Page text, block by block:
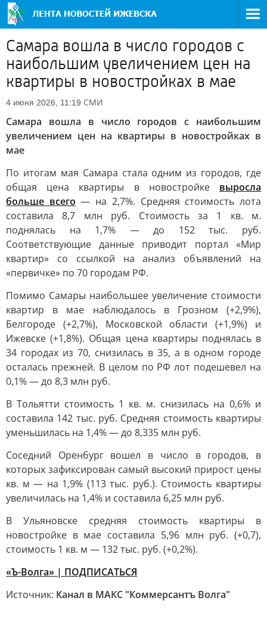
Самара вошла в число городов с
наибольшим увеличением цен на
квартиры в новостройках в мае
4 июня 2026, 11:19 СМИ
Самара вошла в число городов с наибольшим
увеличением цен на квартиры в новостройках в
мае
По итогам мая Самара стала одним из городов, где
общая цена квартиры в новостройке выросла
больше всего — на 2,7%. Средняя стоимость лота
составила 8,7 млн руб. Стоимость за 1 кв. м.
поднялась на 1,7% — до 152 тыс. руб.
Соответствующие данные приводит портал «Мир
квартир» со ссылкой на анализ объявлений на
«первичке» по 70 городам РФ.
Помимо Самары наибольшее увеличение стоимости
квартир в мае наблюдалось в Грозном (+2,9%),
Белгороде (+2,7%), Московской области (+1,9%) и
Ижевске (+1,8%). Общая цена квартиры поднялась в
34 городах из 70, снизилась в 35, а в одном городе
осталась прежней. В целом по РФ лот подешевел на
0,1% — до 8,3 млн руб.
В Тольятти стоимость 1 кв. м. снизилась на 0,6% и
составила 142 тыс. руб. Средняя стоимость квартиры
уменьшилась на 1,4% — до 8,335 млн руб.
Соседний Оренбург вошел в число в городов, в
которых зафиксирован самый высокий прирост цены
кв. м — на 1,9% (113 тыс. руб.). Стоимость квартиры
увеличилась на 1,4% и составила 6,25 млн руб.
В Ульяновске средняя стоимость квартиры в
новостройке в мае составила 5,96 млн руб. (+0,7),
стоимость 1 кв. м — 132 тыс. руб. (+0,2%).
«Ъ-Волга» | ПОДПИСАТЬСЯ
Источник: Канал в МАКС "Коммерсантъ Волга"